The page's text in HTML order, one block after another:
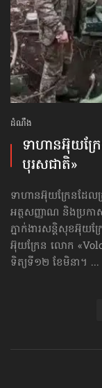
ដំណឹង
ទាហានអ៊ុយក្រែ
បុរសជាតិ»
ទាហានអ៊ុយក្រែនដែល
អត្ថសញ្ញាណ និងប្រកា
ភ្នាក់ងារសន្តិសុខអ៊ុយក្
អ៊ុយក្រែន លោក
ទិត្យទី១២ ខែមិនា។ ...